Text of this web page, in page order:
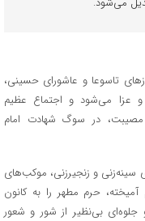
تاسوعا و عاشورای حسینی،
می‌شود و اجتماع عظیم
مصیبت، در سوگ شهادت امام
و زنجیرزنی، موکب‌های
حرم مطهر را به کانون
بی‌نظیر از شور و شعور